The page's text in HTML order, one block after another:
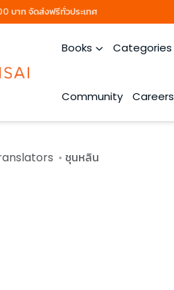
บาท จัดส่งฟรีทั่วประเทศ
Books Categories
Community Careers
ชุนหลิน